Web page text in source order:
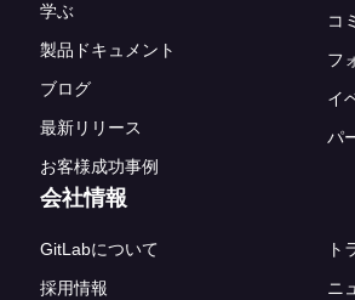
学ぶ
製品ドキュメント
ブログ
最新リリース
お客様成功事例
コ
フ
イ
パ
会社情報
GitLabについて
採用情報
ト
ニ